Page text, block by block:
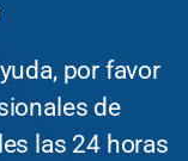
por favor
de
las 24 horas